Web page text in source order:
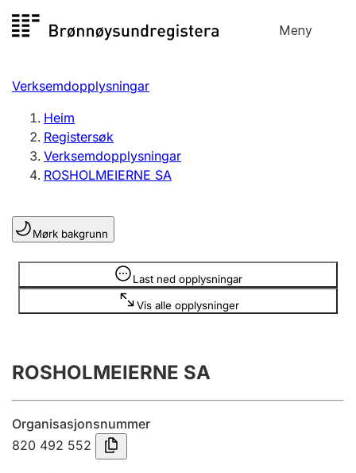
til
Meny
Registersøk
Aksjeselskap
Enkeltpersonføretak
Registrere, endre, slette
Lag og foreining
Registrere, endre, slette
Årsrekneskap
Innsending og forseinkingsgebyr
Verksemdopplysningar
Heim
Registersøk
Verksemdopplysningar
ROSHOLMEIERNE SA
Mørk bakgrunn
Last ned opplysningar
Vis alle opplysninger
Opplysninger er skjult
ROSHOLMEIERNE SA
Organisasjonsnummer
820 492 552